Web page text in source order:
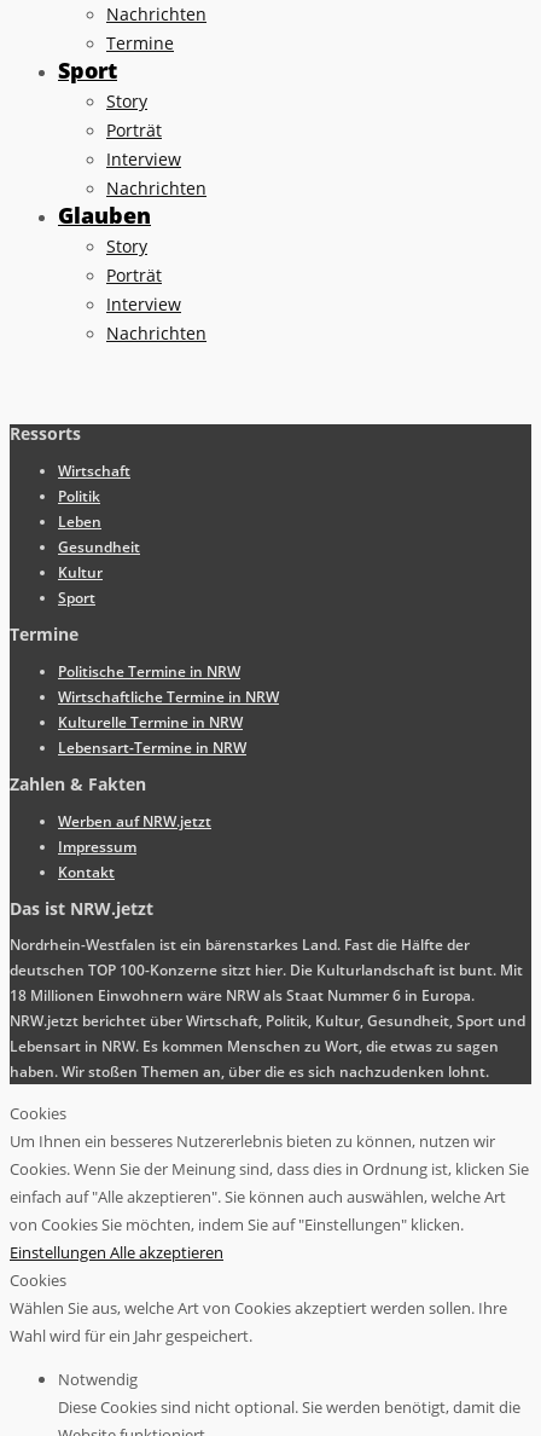
Nachrichten
Termine
Sport
Story
Porträt
Interview
Nachrichten
Glauben
Story
Porträt
Interview
Nachrichten
Ressorts
Wirtschaft
Politik
Leben
Gesundheit
Kultur
Sport
Termine
Politische Termine in NRW
Wirtschaftliche Termine in NRW
Kulturelle Termine in NRW
Lebensart-Termine in NRW
Zahlen & Fakten
Werben auf NRW.jetzt
Impressum
Kontakt
Das ist NRW.jetzt
Nordrhein-Westfalen ist ein bärenstarkes Land. Fast die Hälfte der
deutschen TOP 100-Konzerne sitzt hier. Die Kulturlandschaft ist bunt. Mit
18 Millionen Einwohnern wäre NRW als Staat Nummer 6 in Europa.
NRW.jetzt berichtet über Wirtschaft, Politik, Kultur, Gesundheit, Sport und
Lebensart in NRW. Es kommen Menschen zu Wort, die etwas zu sagen
haben. Wir stoßen Themen an, über die es sich nachzudenken lohnt.
Cookies
Um Ihnen ein besseres Nutzererlebnis bieten zu können, nutzen wir
Cookies. Wenn Sie der Meinung sind, dass dies in Ordnung ist, klicken Sie
einfach auf "Alle akzeptieren". Sie können auch auswählen, welche Art
von Cookies Sie möchten, indem Sie auf "Einstellungen" klicken.
Einstellungen Alle akzeptieren
Cookies
Wählen Sie aus, welche Art von Cookies akzeptiert werden sollen. Ihre
Wahl wird für ein Jahr gespeichert.
Notwendig
Diese Cookies sind nicht optional. Sie werden benötigt, damit die